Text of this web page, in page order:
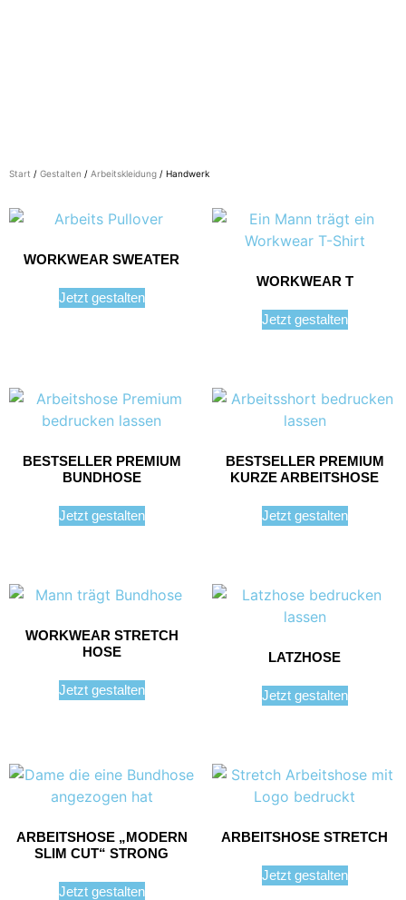
Start / Gestalten / Arbeitskleidung / Handwerk
WORKWEAR SWEATER
Jetzt gestalten
WORKWEAR T
Jetzt gestalten
BESTSELLER PREMIUM
BUNDHOSE
Jetzt gestalten
BESTSELLER PREMIUM
KURZE ARBEITSHOSE
Jetzt gestalten
WORKWEAR STRETCH
HOSE
Jetzt gestalten
LATZHOSE
Jetzt gestalten
ARBEITSHOSE „MODERN
SLIM CUT“ STRONG
Jetzt gestalten
ARBEITSHOSE STRETCH
Jetzt gestalten